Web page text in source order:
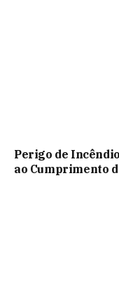
Perigo de
ao Cumprimento